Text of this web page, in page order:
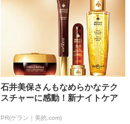
石井美保さんもなめらかなテク
スチャーに感動！新ナイトケア
PR(ゲラン｜美的.com)